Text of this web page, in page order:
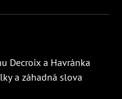
Decroix a Havránka
a záhadná slova